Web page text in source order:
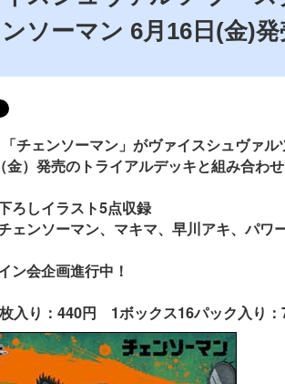
ソーマン 6月16日(金)発
チェンソーマン」がヴァイスシュヴァル
金）発売のトライアルデッキと組み合わ
ろしイラスト5点収録
ェンソーマン、マキマ、早川アキ、パワ
ン会企画進行中！
入り：440円 1ボックス16パック入り